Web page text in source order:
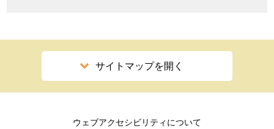
サイトマップを開く
ウェブアクセシビリティについて